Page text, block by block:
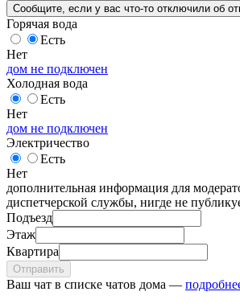
Сообщите , если у вас что-то отключили об
Горячая вода
Есть
Нет
дом не подключен
Холодная вода
Есть
Нет
дом не подключен
Электричество
Есть
Нет
дополнительная информация для
диспетчерской службы, нигде не
Подъезд
Этаж
Квартира
Отправить
Ваш чат в списке чатов дома —